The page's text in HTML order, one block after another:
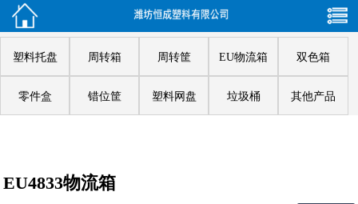
塑料托盘 周转箱 周转筐 EU物流箱 双色箱
零件盒 错位筐 塑料网盘 垃圾桶 其他产品
EU4833物流箱